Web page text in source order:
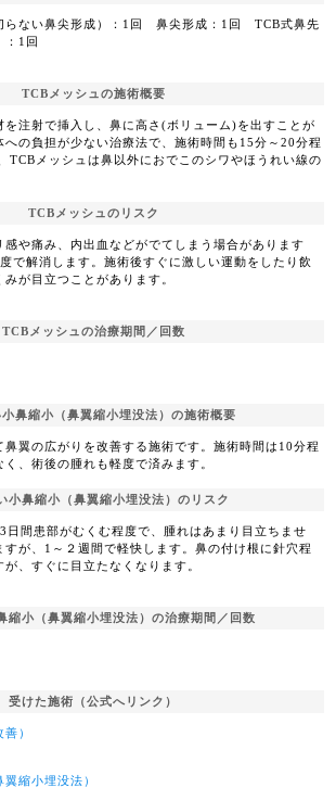
らない鼻尖形成）：1回 鼻尖形成：1回 TCB式鼻先
：1回
TCBメッシュの施術概要
を注射で挿入し、鼻に高さ(ボリューム)を出すことが
への負担が少ない治療法で、施術時間も15分～20分程
TCBメッシュは鼻以外におでこのシワやほうれい線の
TCBメッシュのリスク
感や痛み、内出血などがでてしまう場合があります
で解消します。施術後すぐに激しい運動をしたり飲
が目立つことがあります。
TCBメッシュの治療期間／回数
鼻縮小（鼻翼縮小埋没法）の施術概要
鼻翼の広がりを改善する施術です。施術時間は10分程
、術後の腫れも軽度で済みます。
小鼻縮小（鼻翼縮小埋没法）のリスク
日間患部がむくむ程度で、腫れはあまり目立ちませ
すが、1～２週間で軽快します。鼻の付け根に針穴程
、すぐに目立たなくなります。
縮小（鼻翼縮小埋没法）の治療期間／回数
受けた施術（公式へリンク）
）
縮小埋没法）